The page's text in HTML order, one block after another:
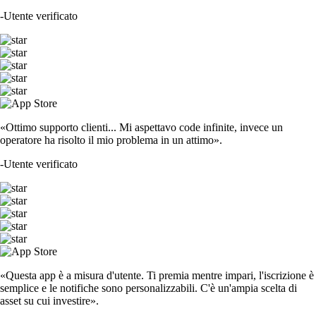
-Utente verificato
«Ottimo supporto clienti... Mi aspettavo code infinite, invece un
operatore ha risolto il mio problema in un attimo».
-Utente verificato
«Questa app è a misura d'utente. Ti premia mentre impari, l'iscrizione è
semplice e le notifiche sono personalizzabili. C'è un'ampia scelta di
asset su cui investire».